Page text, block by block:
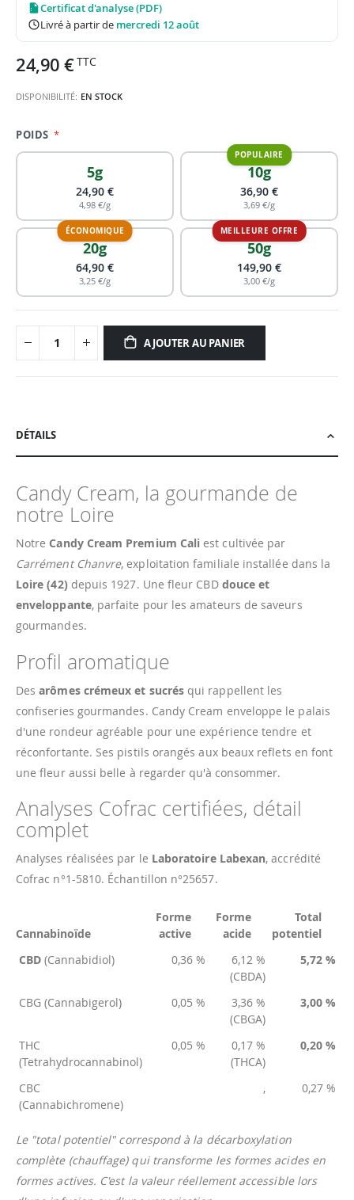
Certificat d'analyse (PDF)
Livré à partir de mercredi 12 août
24,90 €
DISPONIBILITÉ: EN STOCK
POIDS
5g
24,90 €
4,98 €/g
10g
36,90 €
3,69 €/g
20g
64,90 €
3,25 €/g
50g
149,90 €
3,00 €/g
AJOUTER AU PANIER
DÉTAILS
Candy Cream, la gourmande de
notre Loire
Notre Candy Cream Premium Cali est cultivée par
Carrément Chanvre, exploitation familiale installée dans la
Loire (42) depuis 1927. Une fleur CBD douce et
enveloppante, parfaite pour les amateurs de saveurs
gourmandes.
Profil aromatique
Desarômes crémeux et sucrésqui rappellent les
confiseries gourmandes. Candy Cream enveloppe le palais
d'une rondeur agréable pour une expérience tendre et
réconfortante. Ses pistils orangés aux beaux reflets en font
une fleur aussi belle à regarder qu'à consommer.
Analyses Cofrac certifiées, détail
complet
Analyses réalisées par le Laboratoire Labexan, accrédité
Cofrac n°1-5810. Échantillon n°25657.
Cannabinoïde
Forme
active
Forme
acide
Total
potentiel
CBD(Cannabidiol) 0,36 %
6,12 %
(CBDA)
5,72 %
CBG (Cannabigerol) 0,05 %
3,36 %
(CBGA)
3,00 %
THC
(Tetrahydrocannabinol)
0,05 %
0,17 %
(THCA)
0,20 %
CBC
(Cannabichromene)
, 0,27 %
Le "total potentiel" correspond à la décarboxylation
complète (chauffage) qui transforme les formes acides en
formes actives. C'est la valeur réellement accessible lors